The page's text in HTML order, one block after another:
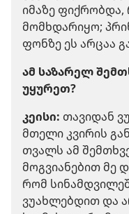
იმაზე
მომხდარიყო;
ფონზე ეს არცაა
ამ საზარელ
უყურეთ?
კეისი: თავიდან
მთელი კვირის
თვალს ამ
მოგვიანებით მე
რომ
ვუახლებდით და